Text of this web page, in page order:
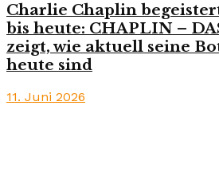
Charlie Chaplin
bis heute: CHAPLIN –
zeigt, wie aktuell seine
heute sind
11. Juni 2026